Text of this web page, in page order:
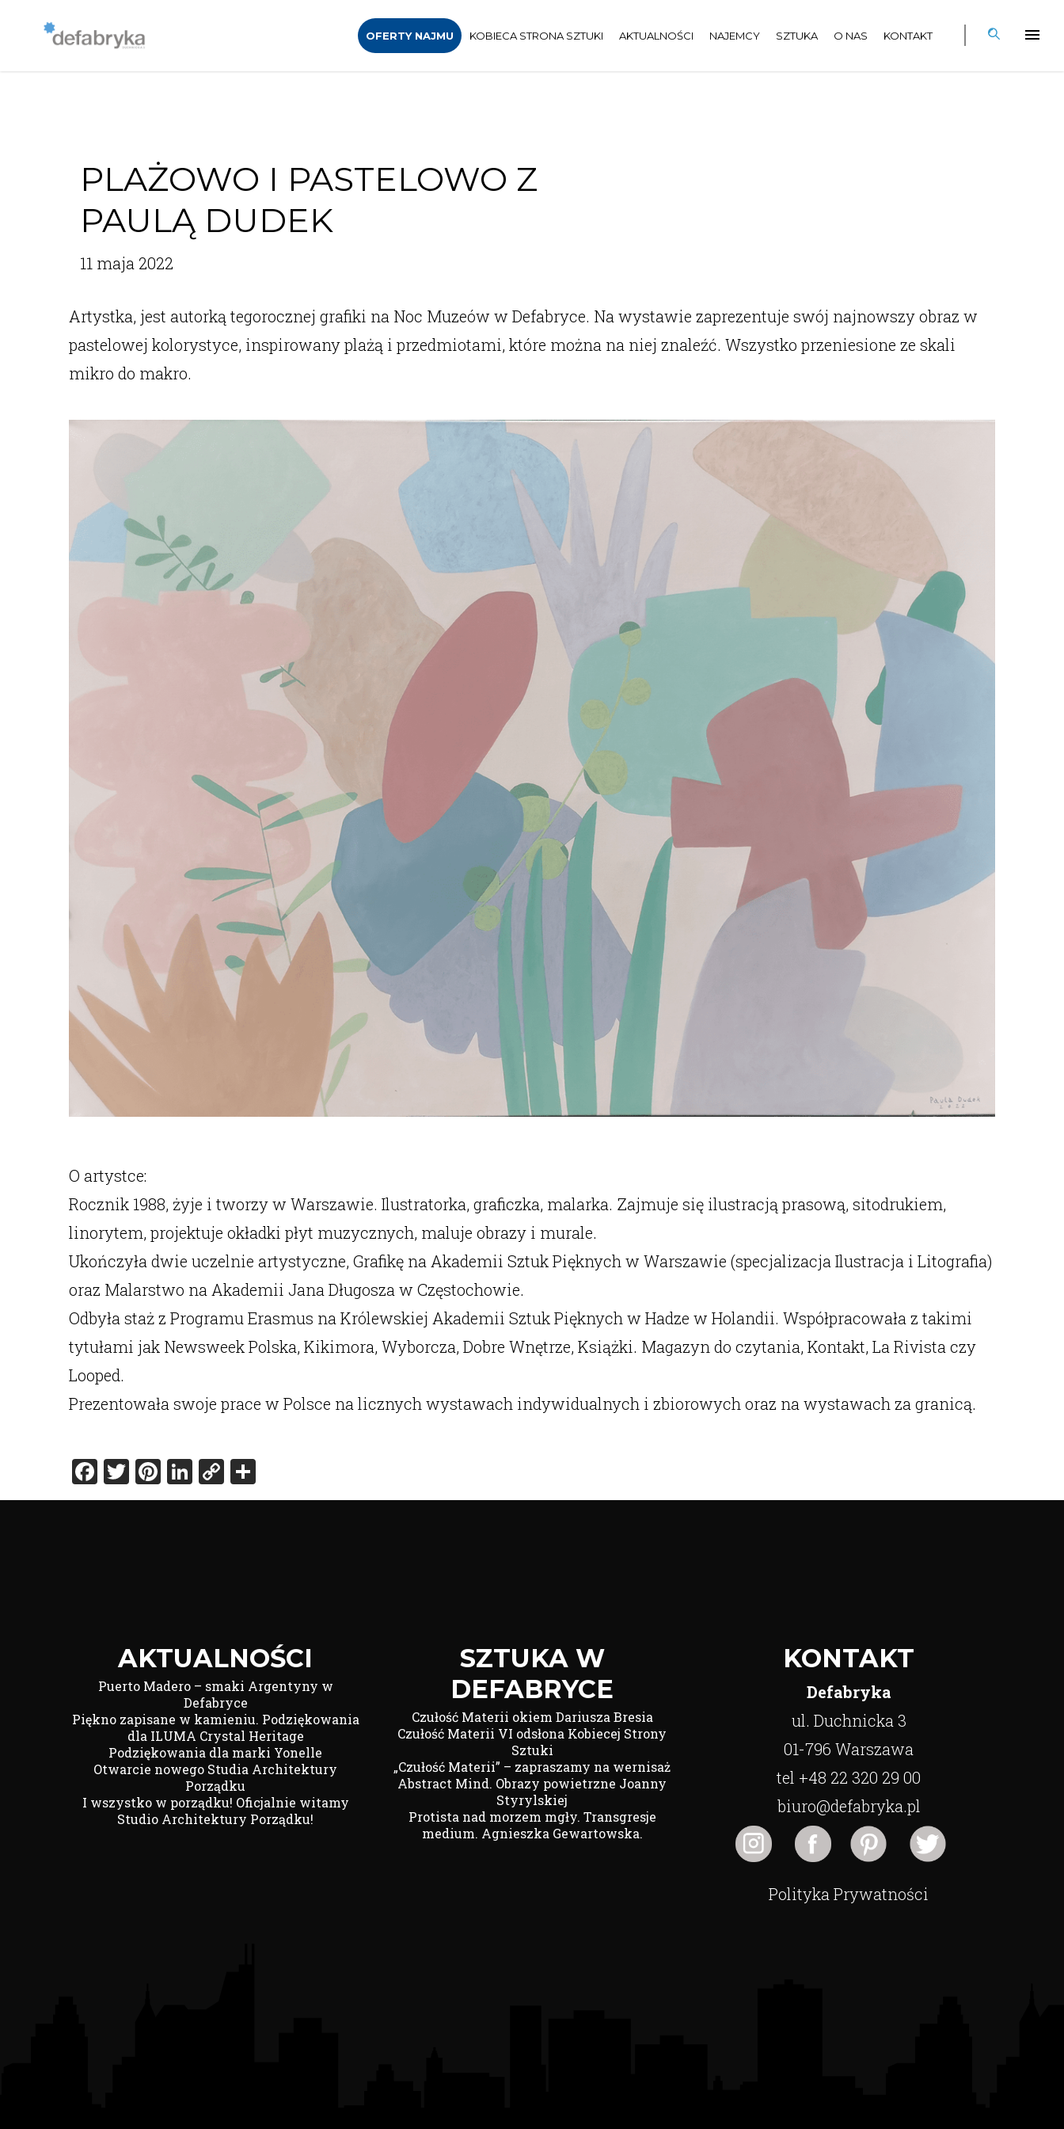
OFERTY NAJMU KOBIECA STRONA SZTUKI AKTUALNOŚCI NAJEMCY SZTUKA O NAS KONTAKT
PLAŻOWO I PASTELOWO Z
PAULĄ DUDEK
11 maja 2022
Artystka, jest autorką tegorocznej grafiki na Noc Muzeów w Defabryce. Na wystawie zaprezentuje swój najnowszy obraz w
pastelowej kolorystyce, inspirowany plażą i przedmiotami, które można na niej znaleźć. Wszystko przeniesione ze skali
mikro do makro.
O artystce:
Rocznik 1988, żyje i tworzy w Warszawie. Ilustratorka, graficzka, malarka. Zajmuje się ilustracją prasową, sitodrukiem,
linorytem, projektuje okładki płyt muzycznych, maluje obrazy i murale.
Ukończyła dwie uczelnie artystyczne, Grafikę na Akademii Sztuk Pięknych w Warszawie (specjalizacja Ilustracja i Litografia)
oraz Malarstwo na Akademii Jana Długosza w Częstochowie.
Odbyła staż z Programu Erasmus na Królewskiej Akademii Sztuk Pięknych w Hadze w Holandii. Współpracowała z takimi
tytułami jak Newsweek Polska, Kikimora, Wyborcza, Dobre Wnętrze, Książki. Magazyn do czytania, Kontakt, La Rivista czy
Looped.
Prezentowała swoje prace w Polsce na licznych wystawach indywidualnych i zbiorowych oraz na wystawach za granicą.
Facebook
Twitter
Pinterest
LinkedIn
Copy
Link
AKTUALNOŚCI
Puerto Madero – smaki Argentyny w
Defabryce
Piękno zapisane w kamieniu. Podziękowania
dla ILUMA Crystal Heritage
Podziękowania dla marki Yonelle
Otwarcie nowego Studia Architektury
Porządku
I wszystko w porządku! Oficjalnie witamy
Studio Architektury Porządku!
SZTUKA W
DEFABRYCE
Czułość Materii okiem Dariusza Bresia
Czułość Materii VI odsłona Kobiecej Strony
Sztuki
„Czułość Materii” – zapraszamy na wernisaż
Abstract Mind. Obrazy powietrzne Joanny
Styrylskiej
Protista nad morzem mgły. Transgresje
medium. Agnieszka Gewartowska.
KONTAKT
Defabryka
ul. Duchnicka 3
01-796 Warszawa
tel +48 22 320 29 00
biuro@defabryka.pl
Polityka Prywatności